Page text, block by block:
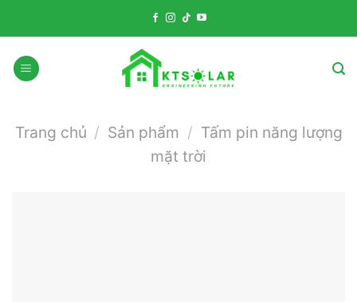
Trang chủ / Sản phẩm / Tấm pin năng lượng
mặt trời